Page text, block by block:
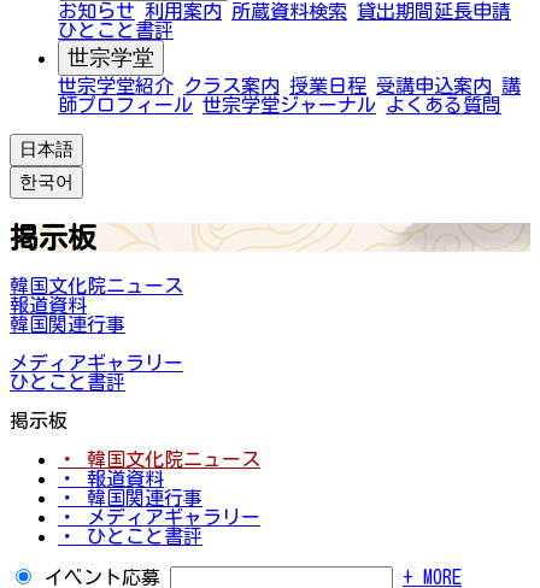
お知らせ 利用案内 所蔵資料検索
貸出期間延長申請
ひとこと書評
世宗学堂
世宗学堂紹介 クラス案内 授業日程 受講申込案内 講
師プロフィール 世宗学堂ジャーナル よくある質問
日本語
한국어
掲示板
韓国文化院ニュース
報道資料
韓国関連行事
メディアギャラリー
ひとこと書評
掲示板
・ 韓国文化院ニュース
・ 報道資料
・ 韓国関連行事
・ メディアギャラリー
・ ひとこと書評
イベント応募 + MORE